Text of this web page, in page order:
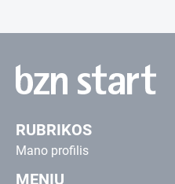
RUBRIKOS
Mano profilis
MENIU